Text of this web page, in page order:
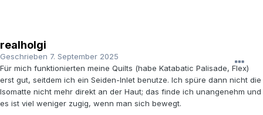
realholgi
Geschrieben 7. September 2025
Für mich funktionierten meine Quilts (habe Katabatic Palisade, Flex)
erst gut, seitdem ich ein Seiden-Inlet benutze. Ich spüre dann nicht die
Isomatte nicht mehr direkt an der Haut; das finde ich unangenehm und
es ist viel weniger zugig, wenn man sich bewegt.